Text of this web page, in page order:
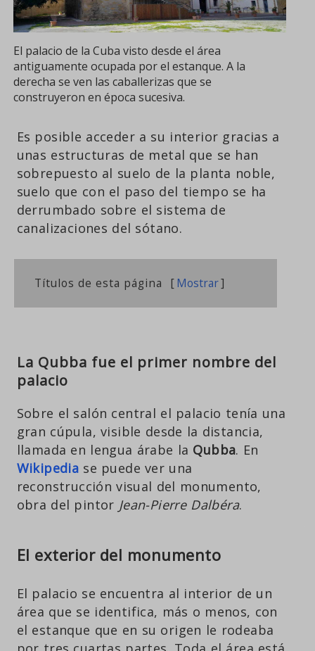
El palacio de la Cuba visto desde el área
antiguamente ocupada por el estanque. A la
derecha se ven las caballerizas que se
construyeron en época sucesiva.
Es posible acceder a su interior gracias a
unas estructuras de metal que se han
sobrepuesto al suelo de la planta noble,
suelo que con el paso del tiempo se ha
derrumbado sobre el sistema de
canalizaciones del sótano.
Títulos de esta página [Mostrar]
La Qubba fue el primer nombre del
palacio
Sobre el salón central el palacio tenía una
gran cúpula, visible desde la distancia,
llamada en lengua árabe la Qubba. En
Wikipedia se puede ver una
reconstrucción visual del monumento,
obra del pintor Jean-Pierre Dalbéra.
El exterior del monumento
El palacio se encuentra al interior de un
área que se identifica, más o menos, con
el estanque que en su origen le rodeaba